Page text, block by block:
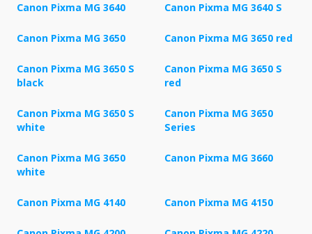
Canon Pixma MG 3640 Canon Pixma MG 3640 S
Canon Pixma MG 3650 Canon Pixma MG 3650 red
Canon Pixma MG 3650 S
black
Canon Pixma MG 3650 S
red
Canon Pixma MG 3650 S
white
Canon Pixma MG 3650
Series
Canon Pixma MG 3650
white
Canon Pixma MG 3660
Canon Pixma MG 4140 Canon Pixma MG 4150